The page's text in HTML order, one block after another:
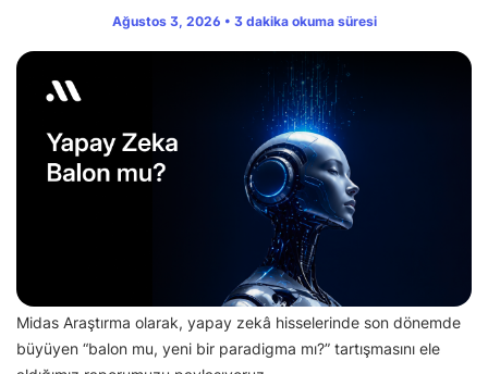
Ağustos 3, 2026 • 3 dakika okuma süresi
Midas Araştırma olarak, yapay zekâ hisselerinde son dönemde
büyüyen “balon mu, yeni bir paradigma mı?” tartışmasını ele